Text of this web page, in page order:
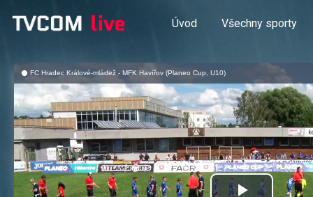
Úvod Všechny sporty
FC Hradec Králové-mládež - MFK Havířov (Planeo Cup, U10)